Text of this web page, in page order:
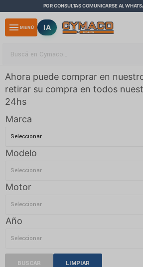
POR CONSULTAS COMUNICARSE AL
menu MENÚ IA
Ahora puede comprar en
retirar su compra en todos
24hs
Marca
Modelo
Motor
Año
BUSCAR LIMPIAR
close